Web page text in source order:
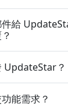
給
UpdateStar？
能需求？